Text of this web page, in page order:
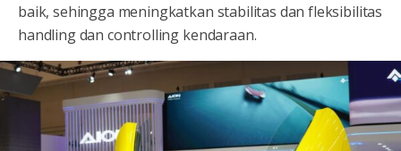
baik, sehingga meningkatkan stabilitas dan fleksibilitas
handling dan controlling kendaraan.